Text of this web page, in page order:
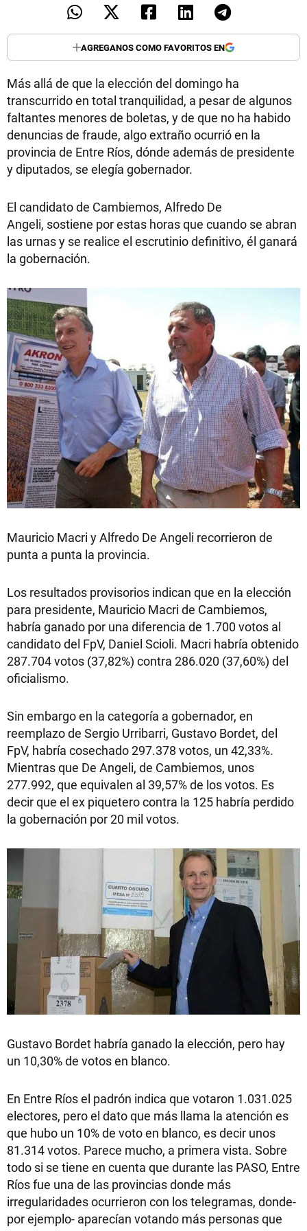
AGREGANOS COMO FAVORITOS EN
Más allá de que la elección del domingo ha
transcurrido en total tranquilidad, a pesar de algunos
faltantes menores de boletas, y de que no ha habido
denuncias de fraude, algo extraño ocurrió en la
provincia de Entre Ríos, dónde además de presidente
y diputados, se elegía gobernador.
El candidato de Cambiemos, Alfredo De
Angeli, sostiene por estas horas que cuando se abran
las urnas y se realice el escrutinio definitivo, él ganará
la gobernación.
Mauricio Macri y Alfredo De Angeli recorrieron de
punta a punta la provincia.
Los resultados provisorios indican que en la elección
para presidente, Mauricio Macri de Cambiemos,
habría ganado por una diferencia de 1.700 votos al
candidato del FpV, Daniel Scioli. Macri habría obtenido
287.704 votos (37,82%) contra 286.020 (37,60%) del
oficialismo.
Sin embargo en la categoría a gobernador, en
reemplazo de Sergio Urribarri, Gustavo Bordet, del
FpV, habría cosechado 297.378 votos, un 42,33%.
Mientras que De Angeli, de Cambiemos, unos
277.992, que equivalen al 39,57% de los votos. Es
decir que el ex piquetero contra la 125 habría perdido
la gobernación por 20 mil votos.
Gustavo Bordet habría ganado la elección, pero hay
un 10,30% de votos en blanco.
En Entre Ríos el padrón indica que votaron 1.031.025
electores, pero el dato que más llama la atención es
que hubo un 10% de voto en blanco, es decir unos
81.314 votos. Parece mucho, a primera vista. Sobre
todo si se tiene en cuenta que durante las PASO, Entre
Ríos fue una de las provincias donde más
irregularidades ocurrieron con los telegramas, donde-
por ejemplo- aparecían votando más personas que